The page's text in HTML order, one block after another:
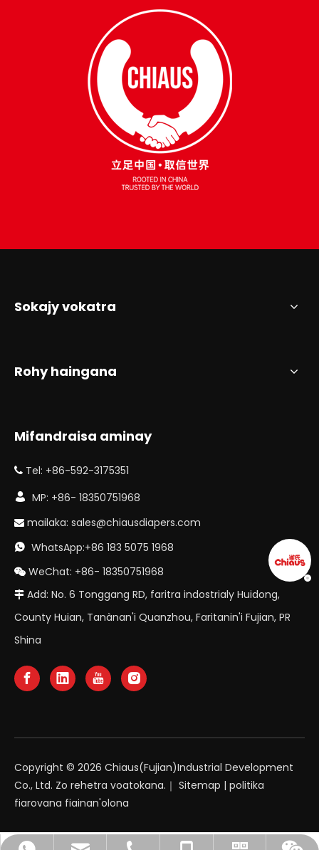
Sokajy vokatra
Rohy haingana
Mifandraisa aminay
 Tel: +86-592-3175351
 MP: +86- 18350751968
 mailaka: sales@chiausdiapers.com
 WhatsApp:+86 183 5075 1968
 WeChat: +86- 18350751968
 Add: No. 6 Tonggang RD, faritra indostrialy Huidong,
County Huian, Tanànan'i Quanzhou, Faritanin'i Fujian, PR
Shina
Copyright © 2026 Chiaus(Fujian)Industrial Development
Co., Ltd. Zo rehetra voatokana.｜ Sitemap | politika
fiarovana fiainan'olona